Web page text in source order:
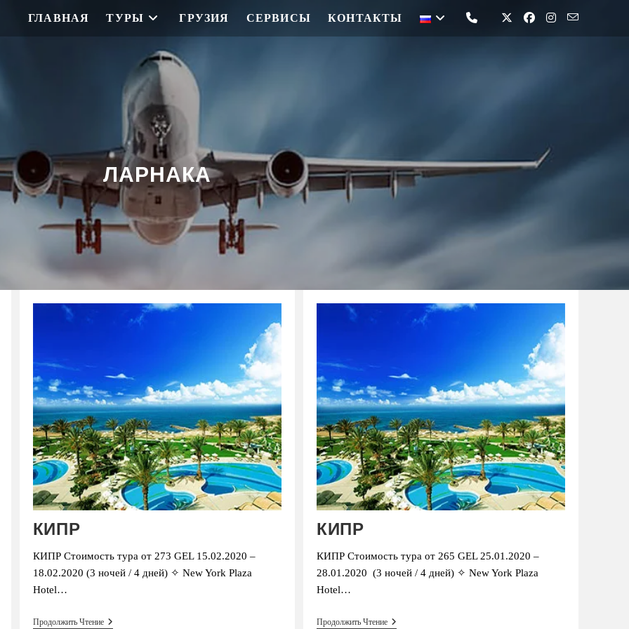
ГЛАВНАЯ ТУРЫ ГРУЗИЯ СЕРВИСЫ КОНТАКТЫ
ЛАРНАКА
КИПР
КИПР Стоимость тура от 273 GEL 15.02.2020 –
18.02.2020 (3 ночей / 4 дней) ✧ New York Plaza
Hotel…
Продолжить ЧтениеКИПР
КИПР
КИПР Стоимость тура от 265 GEL 25.01.2020 –
28.01.2020 (3 ночей / 4 дней) ✧ New York Plaza
Hotel…
Продолжить ЧтениеКИПР